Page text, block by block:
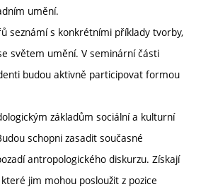
umění.
seznámí s konkrétními příklady tvorby,
světem umění. V seminární části
budou aktivně participovat formou
základům sociální a kulturní
schopni zasadit současné
antropologického diskurzu. Získají
jim mohou posloužit z pozice